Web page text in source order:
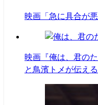
映画「急に具合が
映画『俺は、君の
と鳥濱トメが伝え